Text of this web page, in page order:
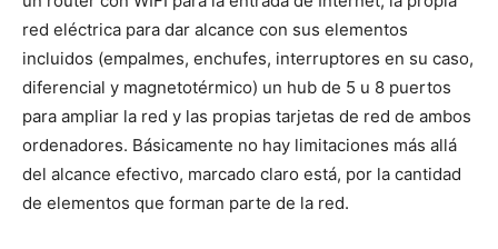
red eléctrica para dar alcance con sus elementos
incluidos (empalmes, enchufes, interruptores en su caso,
diferencial y magnetotérmico) un hub de 5 u 8 puertos
para ampliar la red y las propias tarjetas de red de ambos
ordenadores. Básicamente no hay limitaciones más allá
del alcance efectivo, marcado claro está, por la cantidad
de elementos que forman parte de la red.